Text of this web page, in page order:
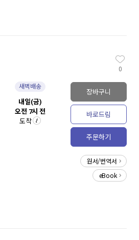
새벽배송
내일(금)
오전 7시 전
도착
0
장바구니
바로드림
주문하기
원서/번역서
eBook